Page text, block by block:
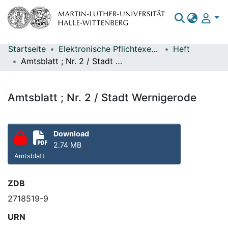
Bereiche & Sammlungen
Statistiken
Startseite Elektronische Pflichtexemplare
Heft
Amtsblatt ; Nr. 2 / Stadt Wernigerode
Amtsblatt ; Nr. 2 / Stadt Wernigerode
Download
2.74 MB
Amtsblatt
ZDB
2718519-9
URN